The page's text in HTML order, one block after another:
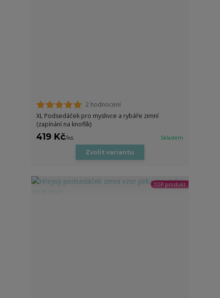
2 hodnocení
XL Podsedáček pro myslivce a rybáře zimní
(zapínání na knoflík)
419 Kč/ks Skladem
Zvolit variantu
TOP produkt